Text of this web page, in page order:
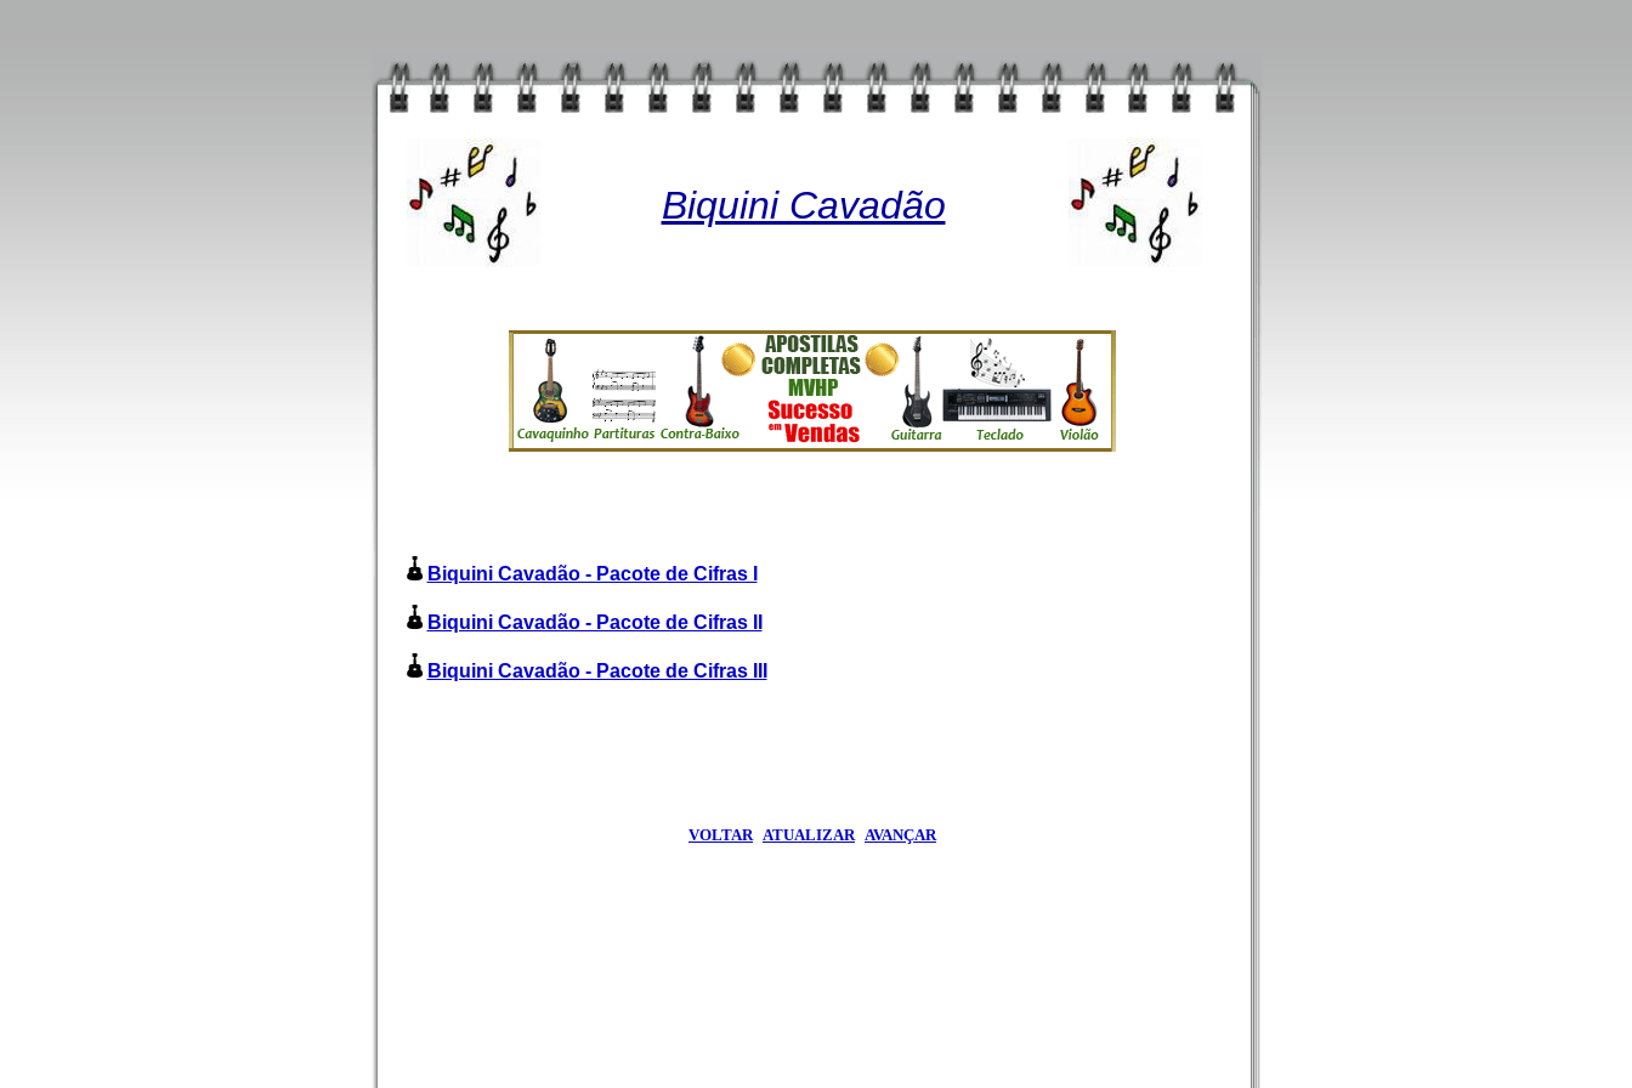
Biquini Cavadão
Biquini Cavadão - Pacote de Cifras I
Biquini Cavadão - Pacote de Cifras II
Biquini Cavadão - Pacote de Cifras III
VOLTAR| ATUALIZAR| AVANÇAR